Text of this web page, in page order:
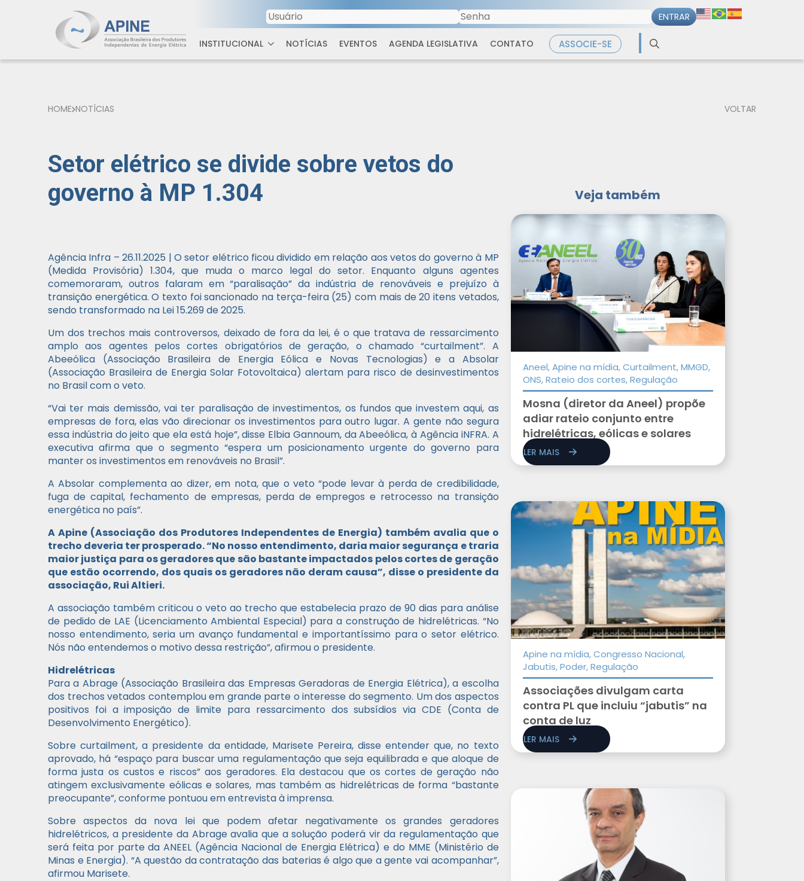
INSTITUCIONAL NOTÍCIAS EVENTOS AGENDA LEGISLATIVA CONTATO ASSOCIE-SE
Search
for:
HOME NOTÍCIAS VOLTAR
Setor elétrico se divide sobre vetos do
governo à MP 1.304
Agência Infra – 26.11.2025 | O setor elétrico ficou dividido em relação aos vetos do governo à MP
(Medida Provisória) 1.304, que muda o marco legal do setor. Enquanto alguns agentes
comemoraram, outros falaram em “paralisação” da indústria de renováveis e prejuízo à
transição energética. O texto foi sancionado na terça-feira (25) com mais de 20 itens vetados,
sendo transformado na Lei 15.269 de 2025.
Um dos trechos mais controversos, deixado de fora da lei, é o que tratava de ressarcimento
amplo aos agentes pelos cortes obrigatórios de geração, o chamado “curtailment”. A
Abeeólica (Associação Brasileira de Energia Eólica e Novas Tecnologias) e a Absolar
(Associação Brasileira de Energia Solar Fotovoltaica) alertam para risco de desinvestimentos
no Brasil com o veto.
“Vai ter mais demissão, vai ter paralisação de investimentos, os fundos que investem aqui, as
empresas de fora, elas vão direcionar os investimentos para outro lugar. A gente não segura
essa indústria do jeito que ela está hoje”, disse Elbia Gannoum, da Abeeólica, à Agência iNFRA. A
executiva afirma que o segmento “espera um posicionamento urgente do governo para
manter os investimentos em renováveis no Brasil”.
A Absolar complementa ao dizer, em nota, que o veto “pode levar à perda de credibilidade,
fuga de capital, fechamento de empresas, perda de empregos e retrocesso na transição
energética no país”.
A Apine (Associação dos Produtores Independentes de Energia) também avalia que o
trecho deveria ter prosperado. “No nosso entendimento, daria maior segurança e traria
maior justiça para os geradores que são bastante impactados pelos cortes de geração
que estão ocorrendo, dos quais os geradores não deram causa”, disse o presidente da
associação, Rui Altieri.
A associação também criticou o veto ao trecho que estabelecia prazo de 90 dias para análise
de pedido de LAE (Licenciamento Ambiental Especial) para a construção de hidrelétricas. “No
nosso entendimento, seria um avanço fundamental e importantíssimo para o setor elétrico.
Nós não entendemos o motivo dessa restrição”, afirmou o presidente.
Hidrelétricas
Para a Abrage (Associação Brasileira das Empresas Geradoras de Energia Elétrica), a escolha
dos trechos vetados contemplou em grande parte o interesse do segmento. Um dos aspectos
positivos foi a imposição de limite para ressarcimento dos subsídios via CDE (Conta de
Desenvolvimento Energético).
Sobre curtailment, a presidente da entidade, Marisete Pereira, disse entender que, no texto
aprovado, há “espaço para buscar uma regulamentação que seja equilibrada e que aloque de
forma justa os custos e riscos” aos geradores. Ela destacou que os cortes de geração não
atingem exclusivamente eólicas e solares, mas também as hidrelétricas de forma “bastante
preocupante”, conforme pontuou em entrevista à imprensa.
Sobre aspectos da nova lei que podem afetar negativamente os grandes geradores
hidrelétricos, a presidente da Abrage avalia que a solução poderá vir da regulamentação que
será feita por parte da ANEEL (Agência Nacional de Energia Elétrica) e do MME (Ministério de
Minas e Energia). “A questão da contratação das baterias é algo que a gente vai acompanhar”,
afirmou Marisete.
Veja também
Aneel, Apine na mídia, Curtailment, MMGD,
ONS, Rateio dos cortes, Regulação
Mosna (diretor da Aneel) propõe
adiar rateio conjunto entre
hidrelétricas, eólicas e solares
LER MAIS
Apine na mídia, Congresso Nacional,
Jabutis, Poder, Regulação
Associações divulgam carta
contra PL que incluiu “jabutis” na
conta de luz
LER MAIS